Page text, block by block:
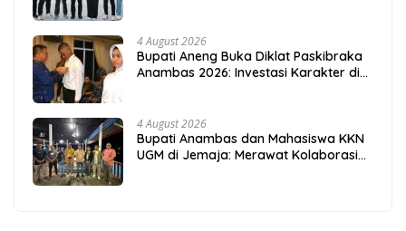
4 August 2026
Bupati Aneng Buka Diklat Paskibraka
Anambas 2026: Investasi Karakter di
4 August 2026
Bupati Anambas dan Mahasiswa KKN
UGM di Jemaja: Merawat Kolaborasi